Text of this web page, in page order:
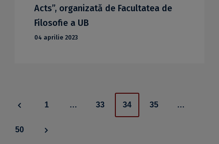
Acts”, organizată de Facultatea de
Filosofie a UB
04 aprilie 2023
Posts
navigation
1 … 33 34 35 …
50